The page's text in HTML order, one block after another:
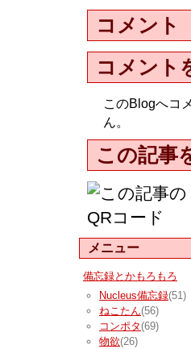
コメント
コメント
このBlogへコ
ん。
この記事
メニュー
備忘録とかもろもろ
Nucleus備忘録(51)
ねこたん(56)
コンポタ (69)
物欲(26)